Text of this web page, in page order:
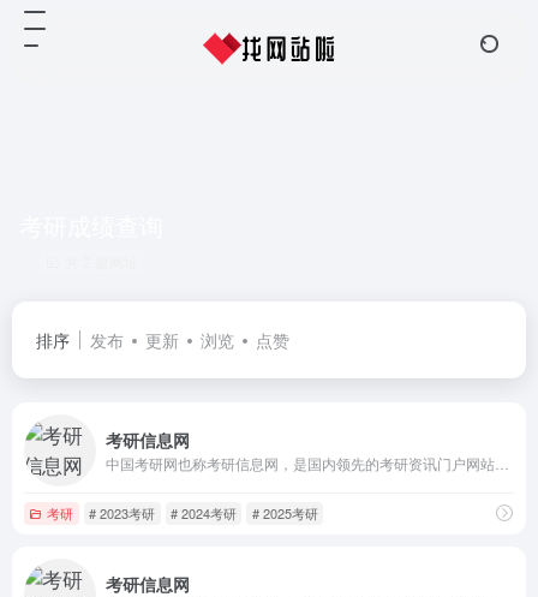
排序 发布 更新 浏览 点赞
考研信息网
考研 # 2023考研 # 2024考研 # 2025考研
考研信息网